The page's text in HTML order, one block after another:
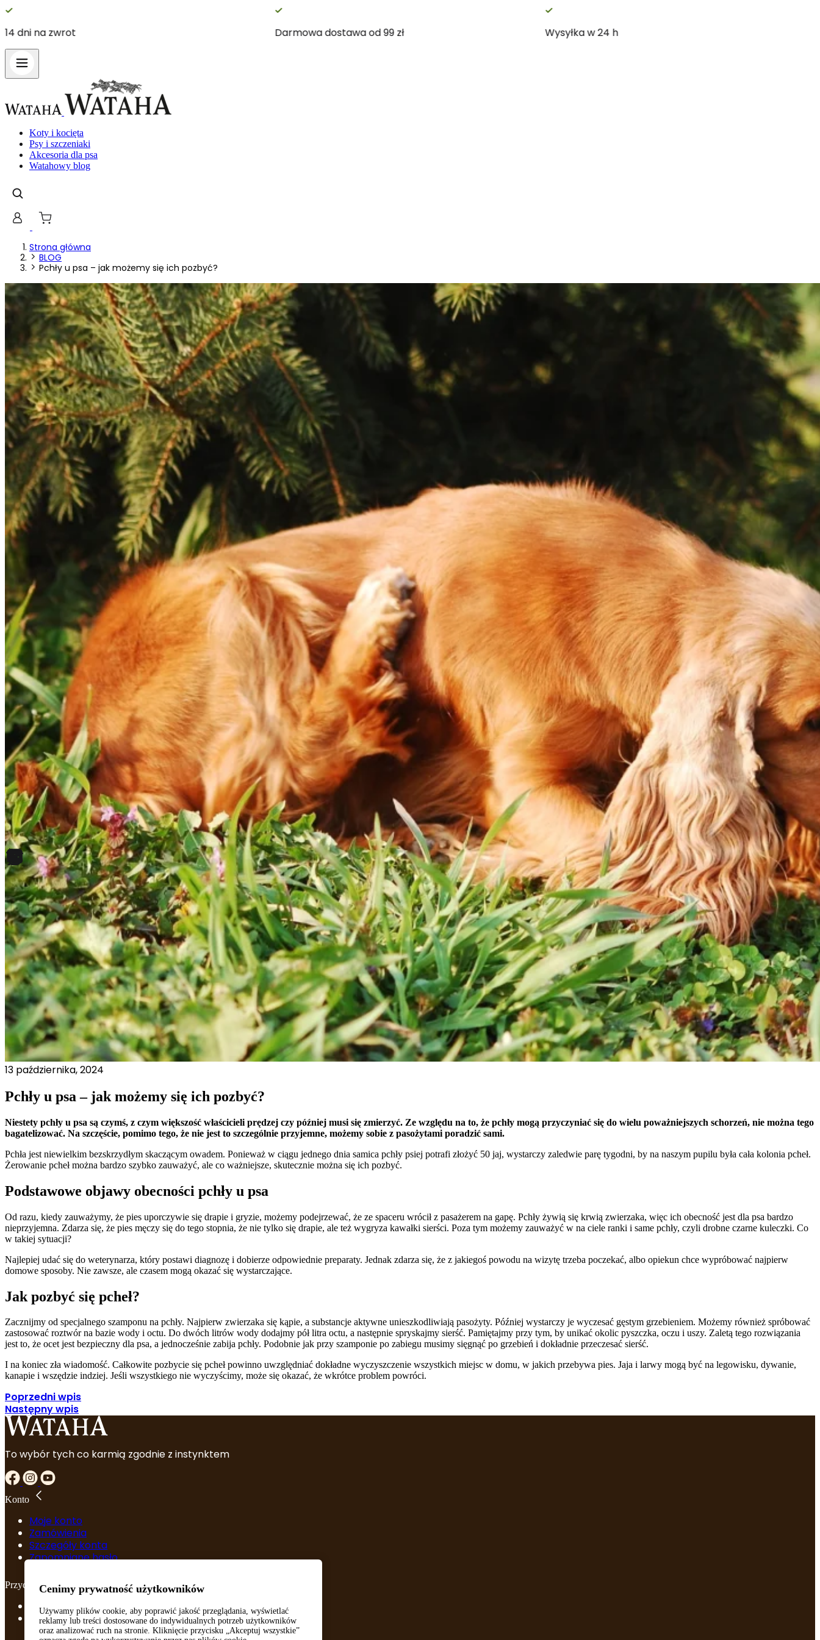
14 dni na zwrot Darmowa dostawa od 99 zł Wysyłka w 24 h
Koty i kocięta
Psy i szczeniaki
Akcesoria dla psa
Watahowy blog
Strona główna
BLOG
Pchły u psa – jak możemy się ich pozbyć?
13 października, 2024
Pchły u psa – jak możemy się ich pozbyć?
Niestety pchły u psa są czymś, z czym większość właścicieli prędzej czy później musi się zmierzyć. Ze względu na to, że pchły mogą przyczyniać się do wielu poważniejszych schorzeń, nie można tego
bagatelizować. Na szczęście, pomimo tego, że nie jest to szczególnie przyjemne, możemy sobie z pasożytami poradzić sami.
Pchła jest niewielkim bezskrzydłym skaczącym owadem. Ponieważ w ciągu jednego dnia samica pchły psiej potrafi złożyć 50 jaj, wystarczy zaledwie parę tygodni, by na naszym pupilu była cała kolonia pcheł.
Żerowanie pcheł można bardzo szybko zauważyć, ale co ważniejsze, skutecznie można się ich pozbyć.
Podstawowe objawy obecności pchły u psa
Od razu, kiedy zauważymy, że pies uporczywie się drapie i gryzie, możemy podejrzewać, że ze spaceru wrócił z pasażerem na gapę. Pchły żywią się krwią zwierzaka, więc ich obecność jest dla psa bardzo
nieprzyjemna. Zdarza się, że pies męczy się do tego stopnia, że nie tylko się drapie, ale też wygryza kawałki sierści. Poza tym możemy zauważyć w na ciele ranki i same pchły, czyli drobne czarne kuleczki. Co
w takiej sytuacji?
Najlepiej udać się do weterynarza, który postawi diagnozę i dobierze odpowiednie preparaty. Jednak zdarza się, że z jakiegoś powodu na wizytę trzeba poczekać, albo opiekun chce wypróbować najpierw
domowe sposoby. Nie zawsze, ale czasem mogą okazać się wystarczające.
Jak pozbyć się pcheł?
Zacznijmy od specjalnego szamponu na pchły. Najpierw zwierzaka się kąpie, a substancje aktywne unieszkodliwiają pasożyty. Później wystarczy je wyczesać gęstym grzebieniem. Możemy również spróbować
zastosować roztwór na bazie wody i octu. Do dwóch litrów wody dodajmy pół litra octu, a następnie spryskajmy sierść. Pamiętajmy przy tym, by unikać okolic pyszczka, oczu i uszy. Zaletą tego rozwiązania
jest to, że ocet jest bezpieczny dla psa, a jednocześnie zabija pchły. Podobnie jak przy szamponie po zabiegu musimy sięgnąć po grzebień i dokładnie przeczesać sierść.
I na koniec zła wiadomość. Całkowite pozbycie się pcheł powinno uwzględniać dokładne wyczyszczenie wszystkich miejsc w domu, w jakich przebywa pies. Jaja i larwy mogą być na legowisku, dywanie,
kanapie i wszędzie indziej. Jeśli wszystkiego nie wyczyścimy, może się okazać, że wkrótce problem powróci.
Poprzedni wpis
Następny wpis
To wybór tych co karmią zgodnie z instynktem
Konto
Moje konto
Zamówienia
Szczegóły konta
Zapomniane hasło
Przydatne linki
Regulamin
Polityka prywatności
Cenimy prywatność użytkowników
Używamy plików cookie, aby poprawić jakość przeglądania, wyświetlać
reklamy lub treści dostosowane do indywidualnych potrzeb użytkowników
oraz analizować ruch na stronie. Kliknięcie przycisku „Akceptuj wszystkie”
Wykorzystujemy pliki cookie do spersonalizowania treści i reklam, aby oferować funkcje społecznościowe i analizować ruch w naszej
witrynie. Informacje o tym, jak korzystasz z naszej witryny, udostępniamy partnerom społecznościowym, reklamowym i analitycznym.
Partnerzy mogą połączyć te informacje z innymi danymi otrzymanymi od Ciebie lub uzyskanymi podczas korzystania z ich usług.
Niezbędne
Niezbędne pliki cookie mają kluczowe znaczenie dla podstawowych funkcji witryny i witryna nie będzie działać w zamierzony sposób bez
nich. Te pliki cookie nie przechowują żadnych danych umożliwiających identyfikację osoby.
Preferencje
Pliki cookie dotyczące preferencji umożliwiają stronie zapamiętanie informacji, które zmieniają wygląd lub funkcjonowanie strony, np.
preferowany język lub region, w którym znajduje się użytkownik.
Statystyka
Statystyczne pliki cookie pomagają właścicielem stron internetowych zrozumieć, w jaki sposób różni użytkownicy zachowują się na stronie,
gromadząc i zgłaszając anonimowe informacje.
Marketing
Marketingowe pliki cookie stosowane są w celu śledzenia użytkowników na stronach internetowych. Celem jest wyświetlanie reklam, które są
istotne i interesujące dla poszczególnych użytkowników i tym samym bardziej cenne dla wydawców i reklamodawców strony trzeciej.
Nieklasyfikowane
Nieklasyfikowane pliki cookie, to pliki, które są w procesie klasyfikowania, wraz z dostawcami poszczególnych ciasteczek.
Odrzuć Zapisz moje preferencje Akceptuj wszystko